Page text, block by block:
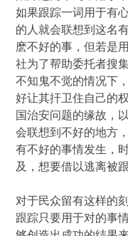
如果跟踪一词用于有
的人就会联想到这名
麽不好的事，但若是
社为了帮助委托者搜
不知鬼不觉的情况下
好让其扞卫住自己的
国治安问题的缘故，
会联想到不好的地方
有不好的事情发生，
及，想要借以逃离被
对于民众留有这样的
跟踪只要用于对的事